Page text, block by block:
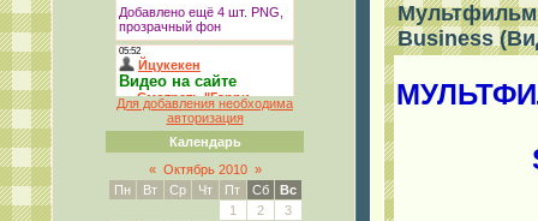
Для добавления необходима
авторизация
Календарь
« Октябрь 2010 »
Пн
Вт Ср Чт Пт Сб
Вс
1
2
3
Мультфильм
Business